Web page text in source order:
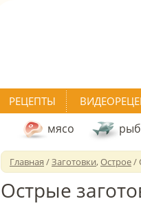
РЕЦЕПТЫ
мясо
Главная /Заготовки,Острое/
Острые